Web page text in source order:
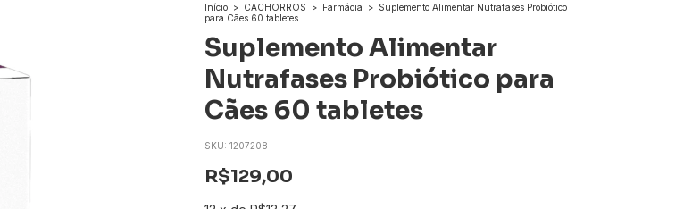
Início > CACHORROS > Farmácia > Suplemento Alimentar Nutrafases Probiótico
para Cães 60 tabletes
Suplemento Alimentar
Nutrafases Probiótico para
Cães 60 tabletes
SKU: 1207208
R$129,00